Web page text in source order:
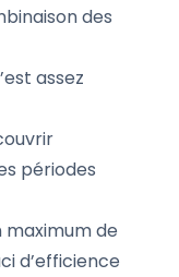
des
assez
périodes
de
d’efficience